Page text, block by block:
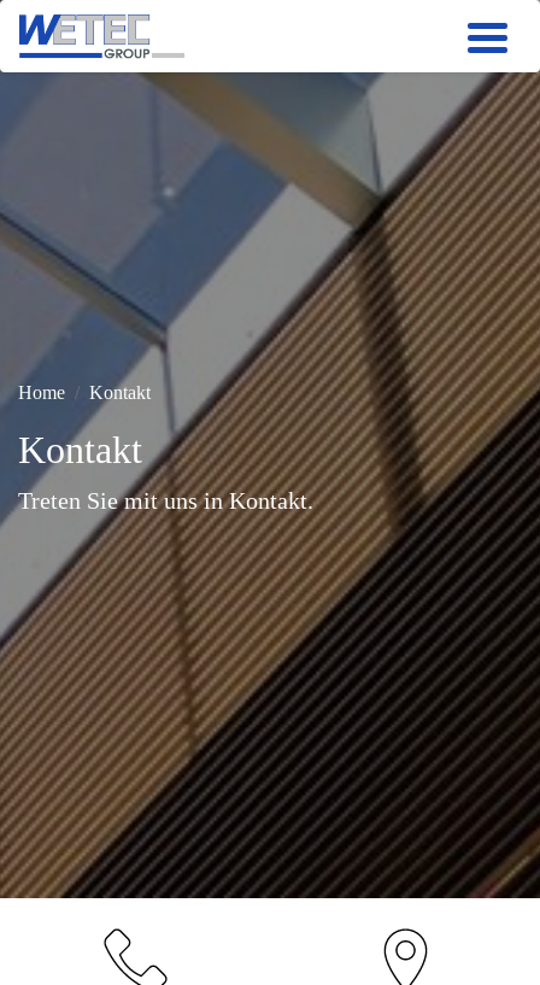
Mittelspannung
Services
Unternehmen
Home Kontakt
Kontakt
Treten Sie mit uns in Kontakt.